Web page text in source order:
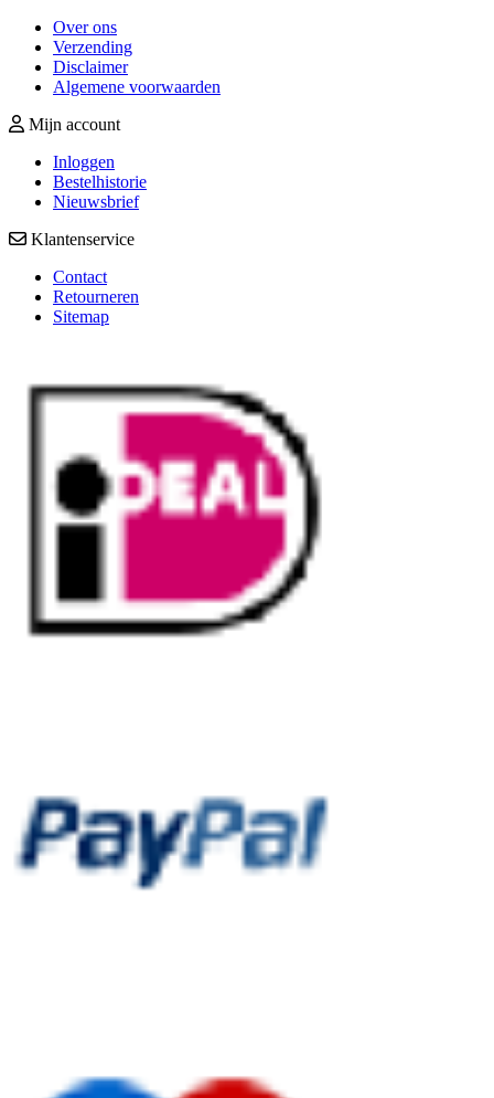
Over ons
Verzending
Disclaimer
Algemene voorwaarden
Mijn account
Inloggen
Bestelhistorie
Nieuwsbrief
Klantenservice
Contact
Retourneren
Sitemap